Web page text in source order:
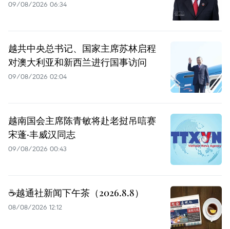
09/08/2026 06:34
越共中央总书记、国家主席苏林启程
对澳大利亚和新西兰进行国事访问
09/08/2026 02:04
越南国会主席陈青敏将赴老挝吊唁赛
宋蓬·丰威汉同志
09/08/2026 00:43
☕️越通社新闻下午茶（2026.8.8）
08/08/2026 12:12